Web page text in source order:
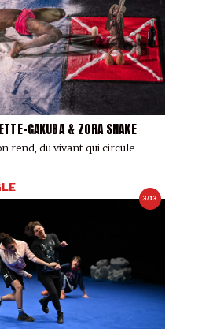
GAKUBA & ZORA SNAKE
rend, du vivant qui circule
3/13